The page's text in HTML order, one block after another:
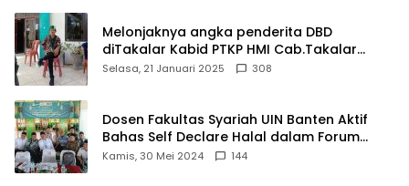
Melonjaknya angka penderita DBD
diTakalar Kabid PTKP HMI Cab.Takalar
angkat bicara
Selasa, 21 Januari 2025 308
Dosen Fakultas Syariah UIN Banten Aktif
Bahas Self Declare Halal dalam Forum
Ijtima Ulama MUI
Kamis, 30 Mei 2024 144